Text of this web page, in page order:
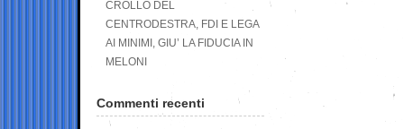
CROLLO DEL
CENTRODESTRA, FDI E LEGA
AI MINIMI, GIU’ LA FIDUCIA IN
MELONI
Commenti recenti